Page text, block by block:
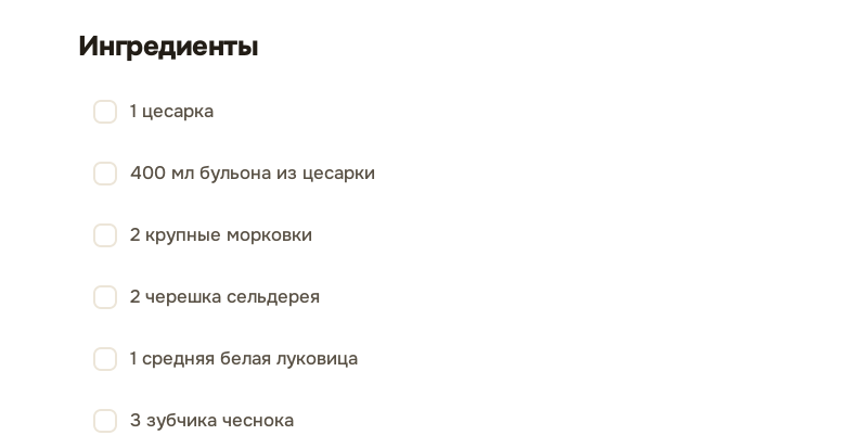
Ингредиенты
1 цесарка
400 мл бульона из цесарки
2 крупные морковки
2 черешка сельдерея
1 средняя белая луковица
3 зубчика чеснока